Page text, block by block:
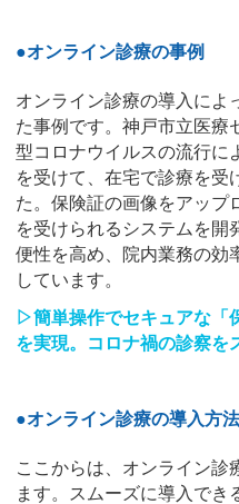
●オンライン診療の事例
オンライン診療の導入によ
た事例です。神戸市立医療
型コロナウイルスの流行に
を受けて、在宅で診療を受
た。保険証の画像をアップ
を受けられるシステムを開
便性を高め、院内業務の効
しています。
▷簡単操作でセキュアな「
を実現。コロナ禍の診察を
●オンライン診療の導入方法
ここからは、オンライン診
ます。スムーズに導入でき